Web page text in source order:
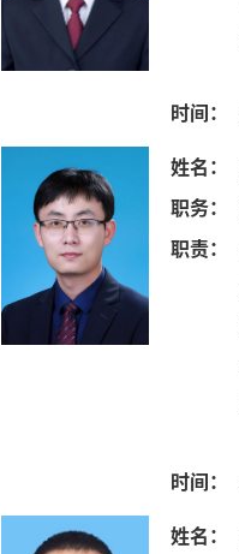
时间：
姓名：
职务：
职责：
时间：
姓名：